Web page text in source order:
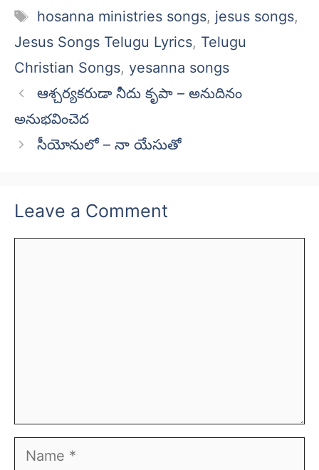
Tags
hosanna ministries songs, jesus songs,
Jesus Songs Telugu Lyrics, Telugu
Christian Songs, yesanna songs
ఆశ్చర్యకరుడా నీదు కృపా – అనుదినం
అనుభవించెద
సీయోనులో – నా యేసుతో
Leave a Comment
Name